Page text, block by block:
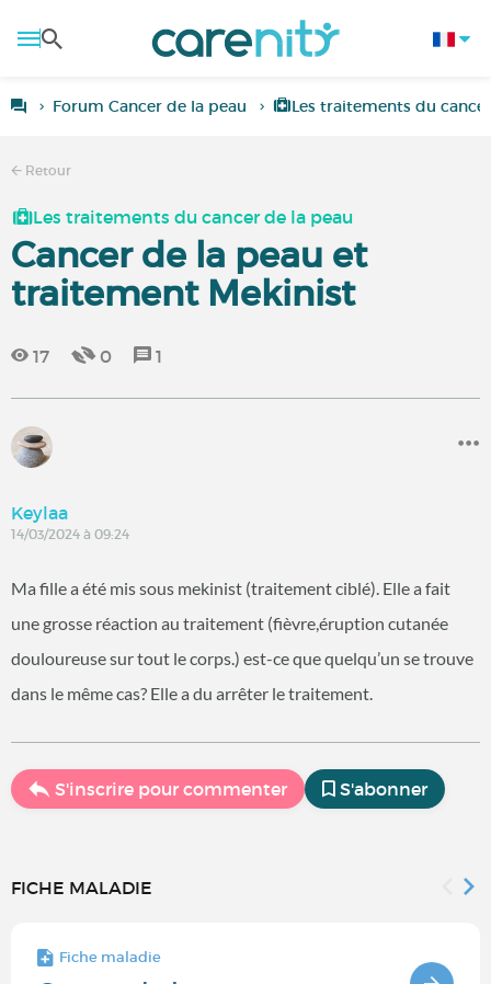
Forum Cancer de la peau Les traitements du
Retour
Les traitements du cancer de la peau
Cancer de la peau et
traitement Mekinist
17 0 1
Keylaa
14/03/2024 à 09:24
Ma fille a été mis sous mekinist (traitement ciblé). Elle a fait
une grosse réaction au traitement (fièvre,éruption cutanée
douloureuse sur tout le corps.) est-ce que quelqu’un se trouve
dans le même cas? Elle a du arrêter le traitement.
S'inscrire pour commenter S'abonner
FICHE MALADIE
Fiche maladie